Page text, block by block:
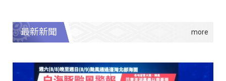
最新新聞